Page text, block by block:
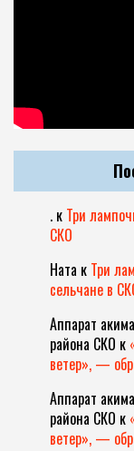
. к Три
СКО
Ната к Три
сельчане в
Аппарат
района СКО к
ветер», —
Аппарат
района СКО к
ветер», —